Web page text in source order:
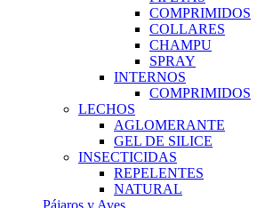
COMPRIMIDOS
COLLARES
CHAMPU
SPRAY
INTERNOS
COMPRIMIDOS
LECHOS
AGLOMERANTE
GEL DE SILICE
INSECTICIDAS
REPELENTES
NATURAL
Pájaros y Aves